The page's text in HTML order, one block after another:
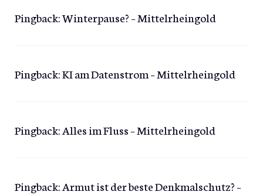
Pingback:Winterpause? – Mittelrheingold
Pingback:KI am Datenstrom – Mittelrheingold
Pingback:Alles im Fluss – Mittelrheingold
Pingback:Armut ist der beste Denkmalschutz? –